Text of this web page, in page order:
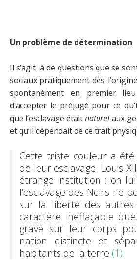
Un problème de détermination
Il s’agit là de questions que se
sociaux pratiquement dès
spontanément en premier
d’accepter le préjugé pour ce
que l’esclavage étaitnaturelaux
et qu’il dépendait de ce trait
Cette triste couleur a été
de leur esclavage. Louis
étrange institution : on
l’esclavage des Noirs ne
sur la liberté des
caractère ineffaçable
gravé sur leur corps
nation distincte et
habitants de la terre (1).